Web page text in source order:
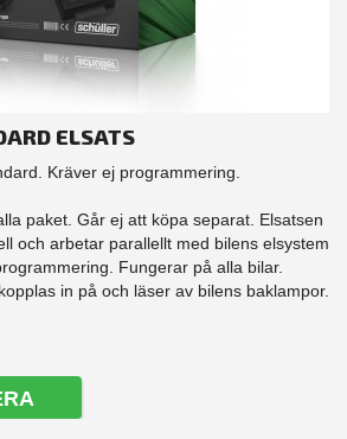
ELSATS
Kräver ej programmering.
paket. Går ej att köpa separat. Elsatsen
och arbetar parallellt med bilens elsystem
Fungerar på alla bilar.
in på och läser av bilens baklampor.